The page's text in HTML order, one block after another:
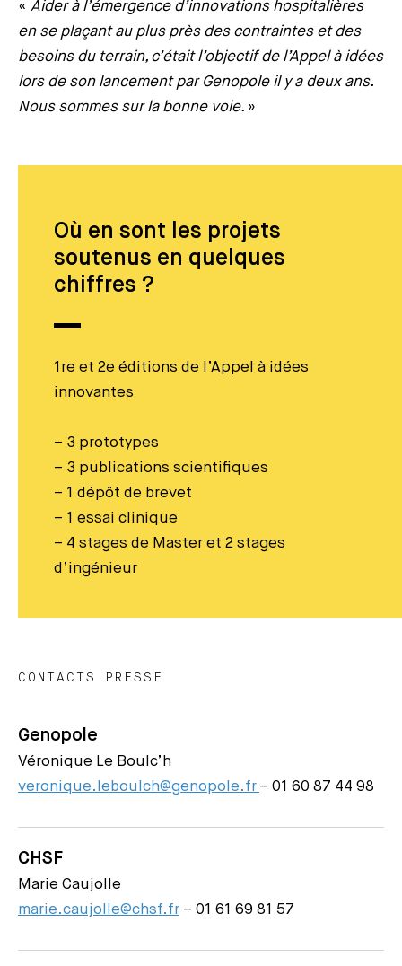
« Aider à l’émergence d’innovations hospitalières
en se plaçant au plus près des contraintes et des
besoins du terrain, c’était l’objectif de l’Appel à idées
lors de son lancement par Genopole il y a deux ans.
Nous sommes sur la bonne voie. »
Où en sont les projets
soutenus en quelques
chiffres ?
1re et 2e éditions de l’Appel à idées
innovantes
– 3 prototypes
– 3 publications scientifiques
– 1 dépôt de brevet
– 1 essai clinique
– 4 stages de Master et 2 stages
d’ingénieur
CONTACTS PRESSE
Genopole
Véronique Le Boulc’h
veronique.leboulch@genopole.fr – 01 60 87 44 98
CHSF
Marie Caujolle
marie.caujolle@chsf.fr – 01 61 69 81 57